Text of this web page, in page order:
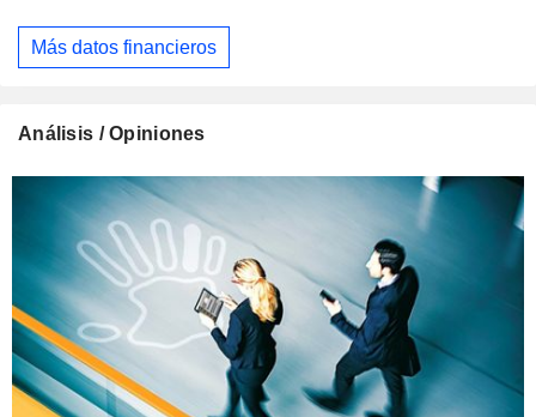
Más datos financieros
Análisis / Opiniones